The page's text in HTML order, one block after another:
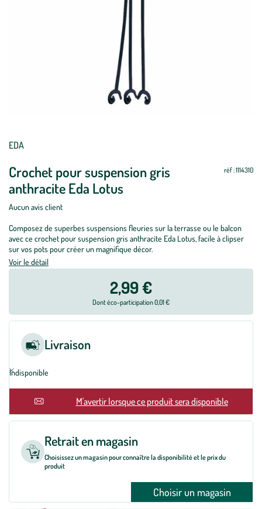
EDA
Crochet pour suspension gris
anthracite Eda Lotus
réf : 1114310
Aucun avis client
Composez de superbes suspensions fleuries sur la terrasse ou le balcon
avec ce crochet pour suspension gris anthracite Eda Lotus, facile à clipser
sur vos pots pour créer un magnifique décor.
Voir le détail
2,99 €
Dont éco-participation 0,01 €
Livraison
Indisponible
En rupture M'avertir lorsque ce produit sera disponible
Retrait en magasin
Choisissez un magasin pour connaître la disponibilité et le prix du
produit
Choisir un magasin